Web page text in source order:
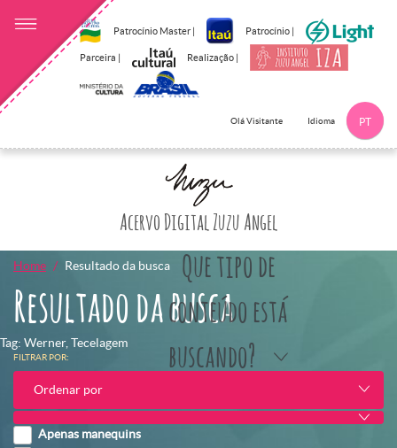
Patrocínio Master | Patrocínio |
Parceira | Realização |
Olá Visitante Idioma PT
Acervo Digital Zuzu Angel
Que tipo de
conteúdo está
buscando?
Home Resultado da busca
Resultado da busca
Tag: Werner, Tecelagem
FILTRAR POR:
Ordenar por
Apenas manequins